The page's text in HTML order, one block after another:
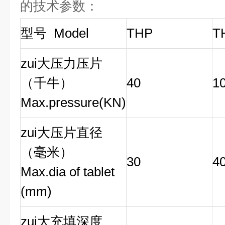
的技术参数：
型号 Model
THP
zui大压力压片
（千牛）
Max.pressure(KN)
40
zui大压片直径
（毫米）
Max.dia of tablet
(mm)
30
zui大充填深度